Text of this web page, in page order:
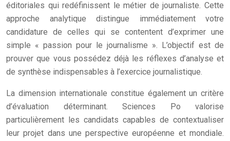
éditoriales qui redéfinissent le métier de journaliste. Cette
approche analytique distingue immédiatement votre
candidature de celles qui se contentent d’exprimer une
simple « passion pour le journalisme ». L’objectif est de
prouver que vous possédez déjà les réflexes d’analyse et
de synthèse indispensables à l’exercice journalistique.
La dimension internationale constitue également un critère
d’évaluation déterminant. Sciences Po valorise
particulièrement les candidats capables de contextualiser
leur projet dans une perspective européenne et mondiale.